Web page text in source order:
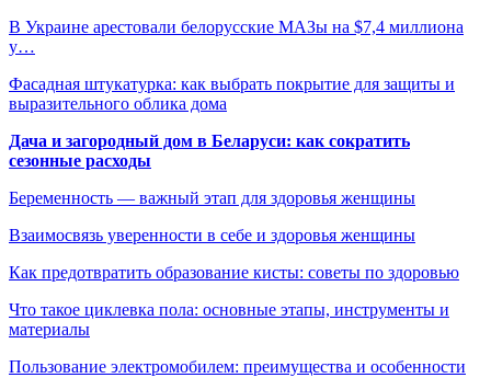
В Украине арестовали белорусские МАЗы на $7,4 миллиона
у…
Фасадная штукатурка: как выбрать покрытие для защиты и
выразительного облика дома
Дача и загородный дом в Беларуси: как сократить
сезонные расходы
Беременность — важный этап для здоровья женщины
Взаимосвязь уверенности в себе и здоровья женщины
Как предотвратить образование кисты: советы по здоровью
Что такое циклевка пола: основные этапы, инструменты и
материалы
Пользование электромобилем: преимущества и особенности